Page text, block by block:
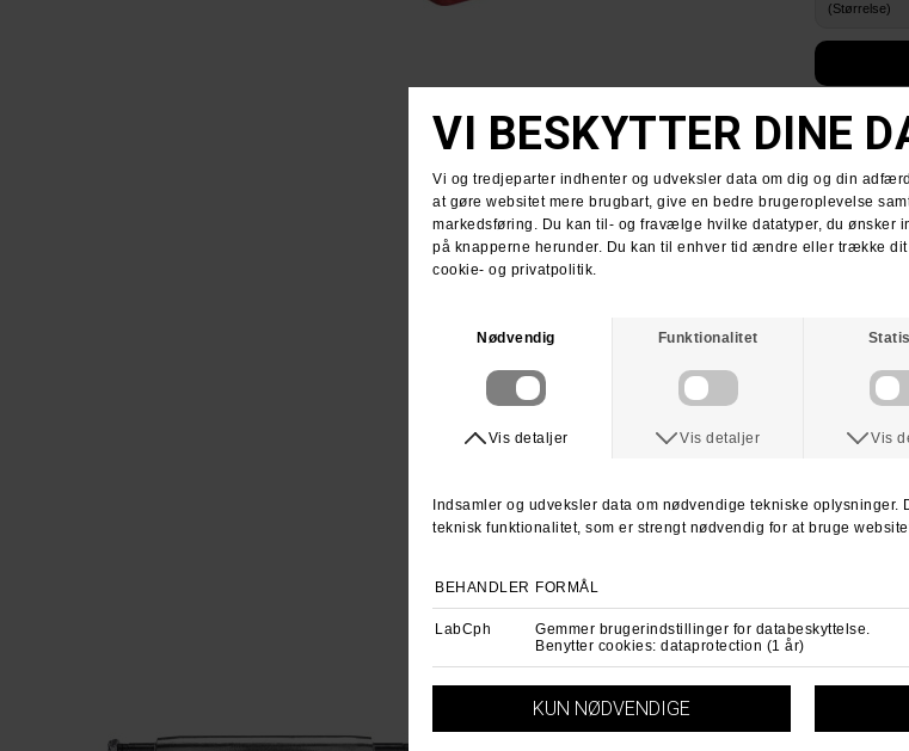
Thunder
LEVERING
Få din
Du har altid
Du kan
ANDRE KØBTE